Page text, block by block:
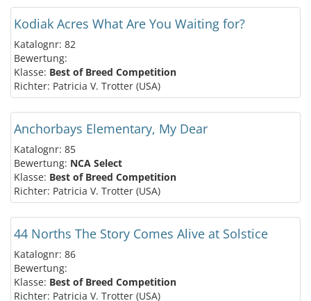
Kodiak Acres What Are You Waiting for?
Katalognr: 82
Bewertung:
Klasse: Best of Breed Competition
Richter: Patricia V. Trotter (USA)
Anchorbays Elementary, My Dear
Katalognr: 85
Bewertung: NCA Select
Klasse: Best of Breed Competition
Richter: Patricia V. Trotter (USA)
44 Norths The Story Comes Alive at Solstice
Katalognr: 86
Bewertung:
Klasse: Best of Breed Competition
Richter: Patricia V. Trotter (USA)